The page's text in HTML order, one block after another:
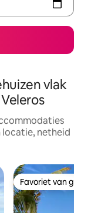
vlak
locatie, netheid
Favoriet van
Favoriet van